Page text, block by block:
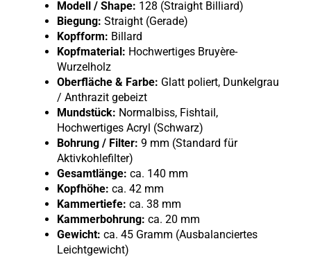
Modell / Shape: 128 (Straight Billiard)
Biegung: Straight (Gerade)
Kopfform: Billard
Kopfmaterial: Hochwertiges Bruyère-
Wurzelholz
Oberfläche & Farbe: Glatt poliert, Dunkelgrau
/ Anthrazit gebeizt
Mundstück: Normalbiss, Fishtail,
Hochwertiges Acryl (Schwarz)
Bohrung / Filter: 9 mm (Standard für
Aktivkohlefilter)
Gesamtlänge: ca. 140 mm
Kopfhöhe: ca. 42 mm
Kammertiefe: ca. 38 mm
Kammerbohrung: ca. 20 mm
Gewicht: ca. 45 Gramm (Ausbalanciertes
Leichtgewicht)